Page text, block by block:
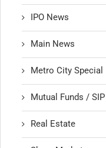
IPO News
Main News
Metro City Special
Mutual Funds / SIP
Real Estate